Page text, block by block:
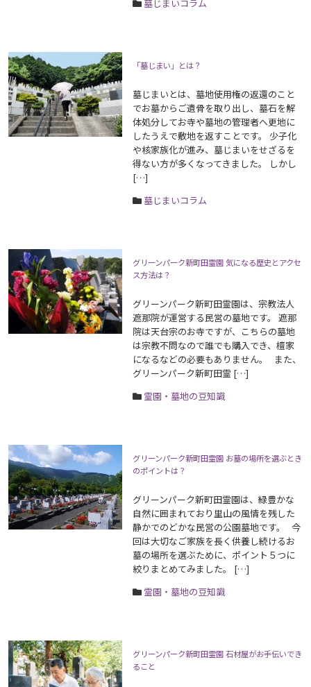
墓じまいコラム
「墓じまい」とは？
墓じまいとは、墓地使用権の返還のこと
でお墓からご遺骨を取り出し、墓石を解
体処分してお寺や墓地の管理者へ更地に
したうえで敷地を返すことです。 少子化
や核家族化が進み、墓じまいをせざるを
得ない方が多くなってきました。 しかし
[…]
墓じまいコラム
グリーンパーク新町田霊園 気になる歴史とアクセ
ス方法は？
グリーンパーク新町田霊園は、宗教法人
遮那院が運営する民営の墓地です。 遮那
院は天台宗のお寺ですが、こちらの墓地
は宗教不問なので誰でも購入でき、檀家
になるなどの必要もありません。 また、
グリーンパーク新町田霊 […]
霊園・墓地の豆知識
グリーンパーク新町田霊園 お墓の場所を選ぶとき
のポイントは？
グリーンパーク新町田霊園は、緑豊かな
自然に囲まれており里山の風情を残した
静かでのどかな民営の公園墓地です。 今
回は大切なご家族を長く供養し続けるお
墓の場所を選ぶために、ポイント５つに
絞りまとめてみました。 […]
霊園・墓地の豆知識
グリーンパーク新町田霊園 石材屋がお手伝いでき
ること